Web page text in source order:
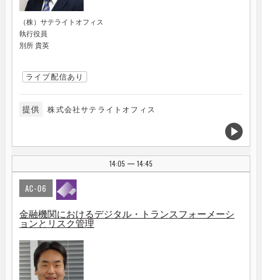
（株）サテライトオフィス
執行役員
別所 貴英
ライブ配信あり
提供 株式会社サテライトオフィス
14:05 | 14:45
AC-06
金融機関におけるデジタル・トランスフォーメーシ
ョンとリスク管理